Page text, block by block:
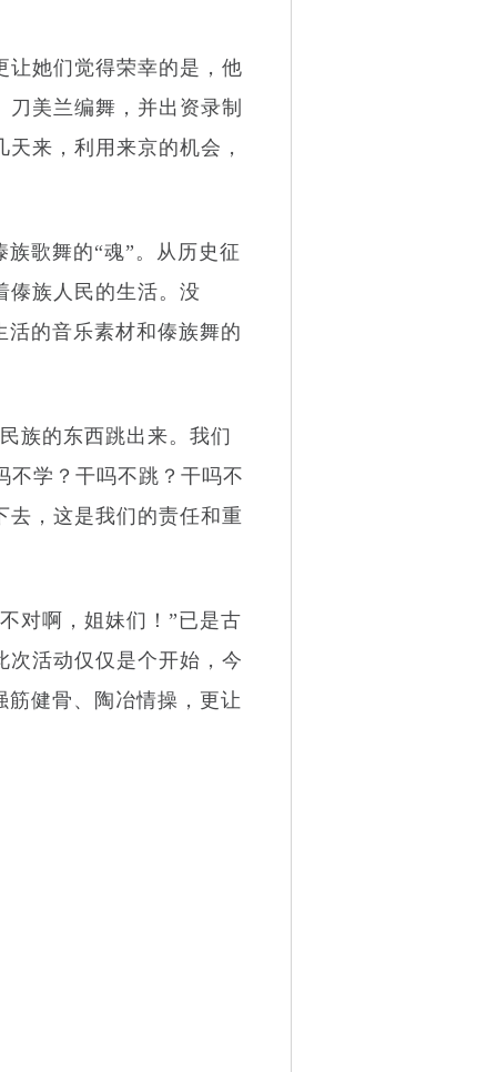
她们觉得荣幸的是，他
美兰编舞，并出资录制
来，利用来京的机会，
歌舞的“魂”。从历史征
傣族人民的生活。没
活的音乐素材和傣族舞的
族的东西跳出来。我们
不学？干吗不跳？干吗不
去，这是我们的责任和重
对啊，姐妹们！”已是古
次活动仅仅是个开始，今
筋健骨、陶冶情操，更让